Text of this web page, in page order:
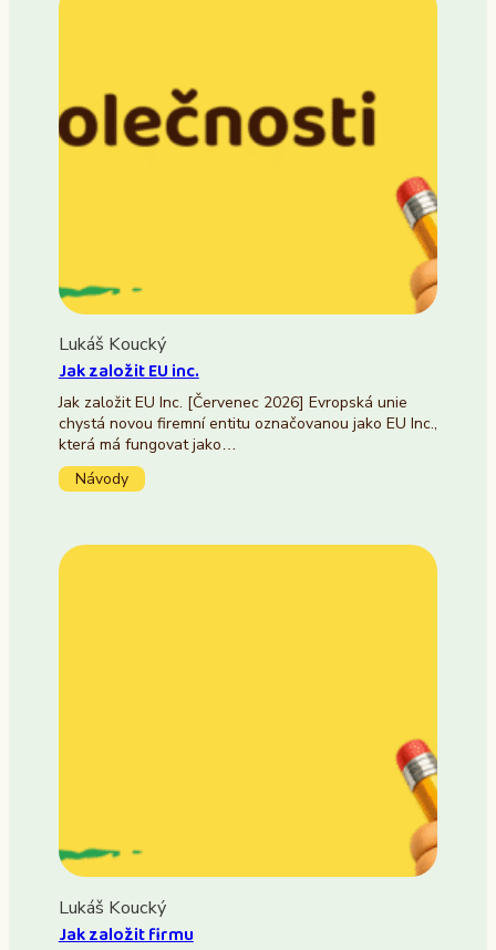
Lukáš Koucký
Jak založit EU inc.
Jak založit EU Inc. [Červenec 2026] Evropská unie
chystá novou firemní entitu označovanou jako EU Inc.,
která má fungovat jako…
Návody
Lukáš Koucký
Jak založit firmu